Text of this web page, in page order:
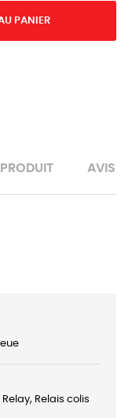
PANIER
AVIS
Relais colis